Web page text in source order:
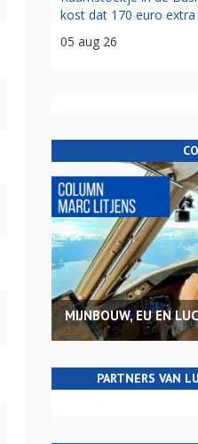
kost dat 170 euro extra
05 aug 26
MIJNBOUW, EU EN
PARTNERS VAN